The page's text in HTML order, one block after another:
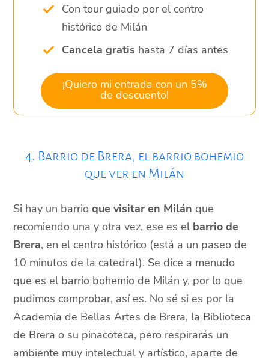
Con tour guiado por el centro
histórico de Milán
Cancela gratis hasta 7 días antes
¡Quiero mi entrada con un 5%
de descuento!
4. Barrio de Brera, el barrio bohemio
que ver en Milán
Si hay un barrioque visitar en Milánque
recomiendo una y otra vez, ese es el barrio de
Brera, en el centro histórico (está a un paseo de
10 minutos de la catedral). Se dice a menudo
que es el barrio bohemio de Milán y, por lo que
pudimos comprobar, así es. No sé si es por la
Academia de Bellas Artes de Brera, la Biblioteca
de Brera o su pinacoteca, pero respirarás un
ambiente muy intelectual y artístico, aparte de